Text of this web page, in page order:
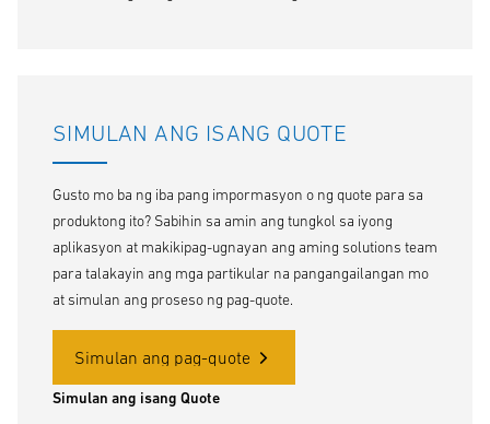
SIMULAN ANG ISANG QUOTE
Gusto mo ba ng iba pang impormasyon o ng quote para sa
produktong ito? Sabihin sa amin ang tungkol sa iyong
aplikasyon at makikipag-ugnayan ang aming solutions team
para talakayin ang mga partikular na pangangailangan mo
at simulan ang proseso ng pag-quote.
Simulan ang pag-quote
Simulan ang isang Quote